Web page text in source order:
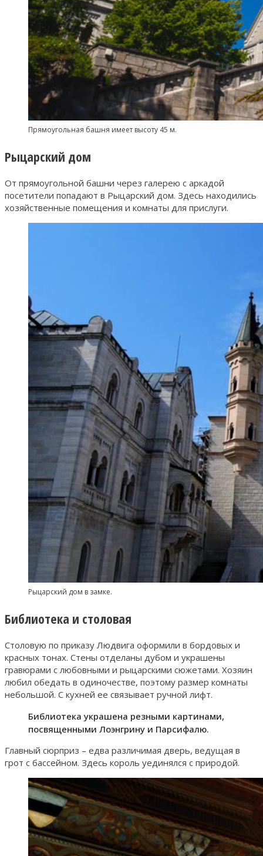
Прямоугольная башня имеет высоту 45 м.
Рыцарский дом
От прямоугольной башни через галерею с аркадой
посетители попадают в Рыцарский дом. Здесь находились
хозяйственные помещения и комнаты для прислуги.
Рыцарский дом в замке.
Библиотека и столовая
Столовую по приказу Людвига оформили в бордовых и
красных тонах. Стены отделаны дубом и украшены
гравюрами с любовными и рыцарскими сюжетами. Хозяин
любил обедать в одиночестве, поэтому размер комнаты
небольшой. С кухней ее связывает ручной лифт.
Библиотека украшена резными картинами,
посвященными Лоэнгрину и Парсифалю.
Главный сюрприз – едва различимая дверь, ведущая в
грот с бассейном. Здесь король уединялся с природой.